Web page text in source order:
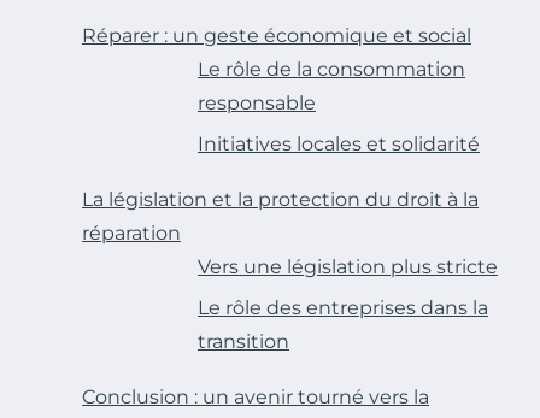
Réparer : un geste économique et social
Le rôle de la consommation
responsable
Initiatives locales et solidarité
La législation et la protection du droit à la
réparation
Vers une législation plus stricte
Le rôle des entreprises dans la
transition
Conclusion : un avenir tourné vers la